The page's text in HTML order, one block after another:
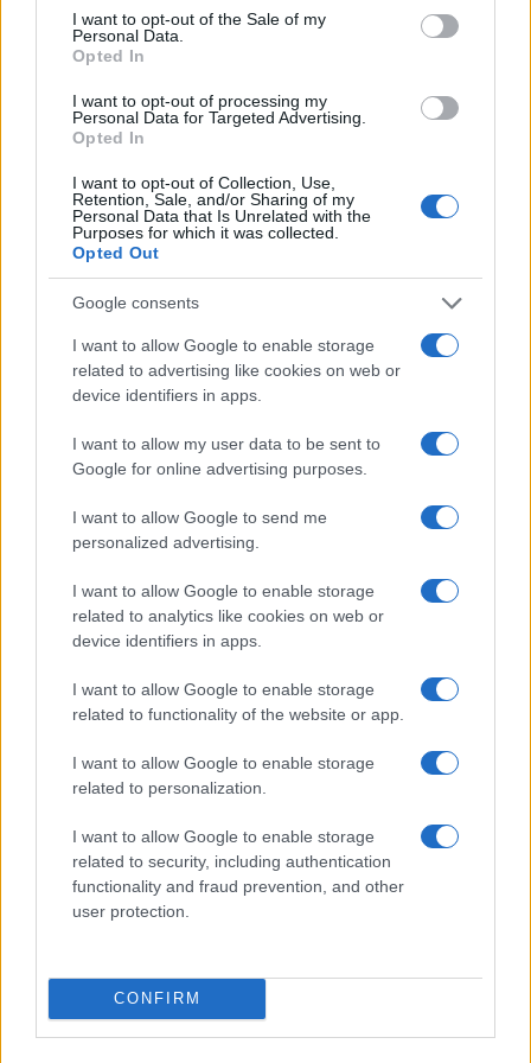
consent section.
I want to opt-out of the Sale of my
Personal Data.
Opted In
I want to opt-out of processing my
Personal Data for Targeted Advertising.
Opted In
I want to opt-out of Collection, Use,
Retention, Sale, and/or Sharing of my
Personal Data that Is Unrelated with the
Purposes for which it was collected.
Opted Out
Google consents
I want to allow Google to enable storage
related to advertising like cookies on web or
device identifiers in apps.
I want to allow my user data to be sent to
Google for online advertising purposes.
I want to allow Google to send me
personalized advertising.
I want to allow Google to enable storage
related to analytics like cookies on web or
device identifiers in apps.
I want to allow Google to enable storage
related to functionality of the website or app.
I want to allow Google to enable storage
related to personalization.
I want to allow Google to enable storage
related to security, including authentication
functionality and fraud prevention, and other
user protection.
CONFIRM
Έλληνα ανακάλυψαν αστεροειδή
ίσως «δίδυμο» της Σελήνης
φωτογράφισε ένα σπάνιο
εντυπωσιακό τριπλό κρατήρα
«Διαστημική» συνεργασία
Microsoft-Space X για cloud
computing
Απίστευτο κατόρθωμα: To
OSIRIS-REx της NASA κατάφερε
Μπενού
21/10/2020 - 09:59
Ένα σχολικό πείραμα: Το 2ο
στρατόσφαιρα
11/10/2020 - 18:24
ΑΠΘ: Ιστορική έρευνα για την
29/09/2020 - 15:34